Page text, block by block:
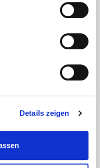
Details zeigen
aus dem